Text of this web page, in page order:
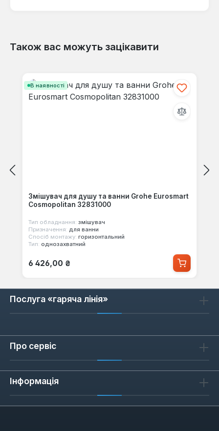
Відгуків не знайдено. Поділіться
Також вас можуть зацікавити
В наявності
Змішувач для душу та ванни Grohe Eurosmart
Cosmopolitan 32831000
Тип обладнання: змішувач
Призначення: для ванни
Спосіб монтажу: горизонтальний
Тип: однозахватний
Звичайна ціна:
6 426,00 ₴
Послуга «гаряча лінія»
Про сервіс
Інформація